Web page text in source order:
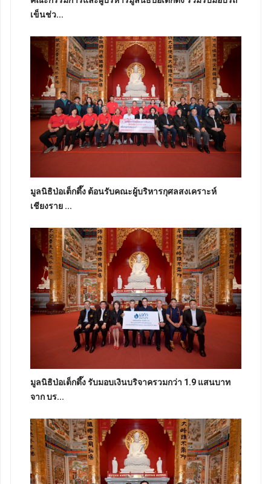
เข็นช่ว...
มูลนิธิป่อเต็กตึ๊ง ต้อนรับคณะผู้บริหารกุศลสงเคราะห์
เชียงราย ...
มูลนิธิป่อเต็กตึ๊ง รับมอบเงินบริจาครวมกว่า 1.9 แสนบาท
จาก บร...